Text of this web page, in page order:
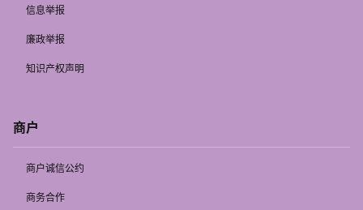
信息举报
廉政举报
知识产权声明
商户
商户诚信公约
商务合作